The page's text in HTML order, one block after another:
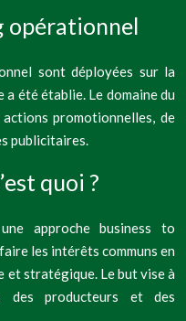
opérationnel
sont déployées sur la
été établie. Le domaine du
promotionnelles, de
publicitaires.
quoi ?
approche business to
les intérêts communs en
et stratégique. Le but vise à
des producteurs et des